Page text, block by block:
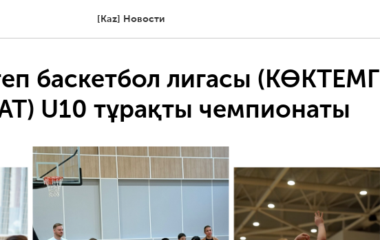
[Kaz] Новости
баскетбол лигасы (КӨКТЕМГІ
U10 тұрақты чемпионаты